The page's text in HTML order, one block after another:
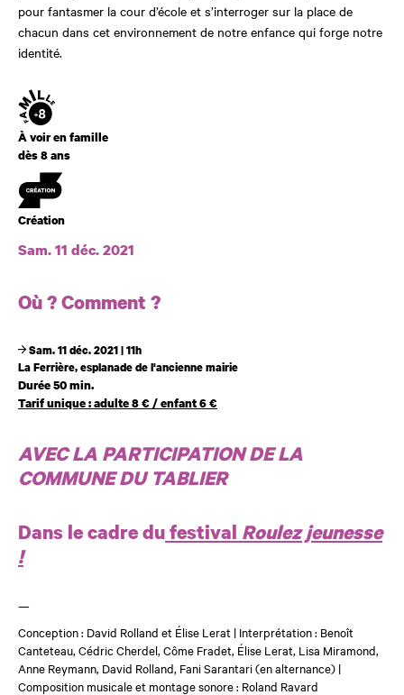
pour fantasmer la cour d’école et s’interroger sur la place de
chacun dans cet environnement de notre enfance qui forge notre
identité.
Âge
À voir en famille
dès 8 ans
Création
Création
Sam. 11 déc. 2021
Où ? Comment ?
Sam. 11 déc. 2021 | 11h
La Ferrière, esplanade de l'ancienne mairie
Durée 50 min.
Tarif unique : adulte 8 € / enfant 6 €
AVEC LA PARTICIPATION DE LA
COMMUNE DU TABLIER
Dans le cadre dufestival Roulez jeunesse
!
—
Conception : David Rolland et Élise Lerat | Interprétation : Benoît
Canteteau, Cédric Cherdel, Côme Fradet, Élise Lerat, Lisa Miramond,
Anne Reymann, David Rolland, Fani Sarantari (en alternance) |
Composition musicale et montage sonore : Roland Ravard